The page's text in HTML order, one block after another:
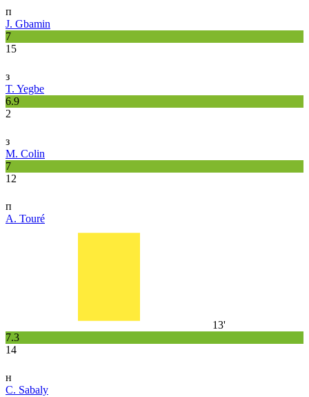
п
J. Gbamin
7
15
з
T. Yegbe
6.9
2
з
M. Colin
7
12
п
A. Touré
13'
7.3
14
н
C. Sabaly